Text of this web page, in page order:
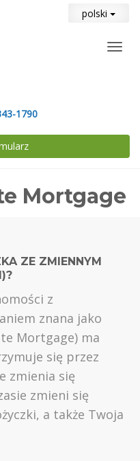
polski
1790
Mortgage
ZE ZMIENNYM
z
znana jako
Mortgage) ma
się przez
zmienia się
zmieni się
a także Twoja